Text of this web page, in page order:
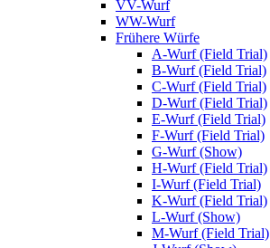
VV-Wurf
WW-Wurf
Frühere Würfe
A-Wurf (Field Trial)
B-Wurf (Field Trial)
C-Wurf (Field Trial)
D-Wurf (Field Trial)
E-Wurf (Field Trial)
F-Wurf (Field Trial)
G-Wurf (Show)
H-Wurf (Field Trial)
I-Wurf (Field Trial)
K-Wurf (Field Trial)
L-Wurf (Show)
M-Wurf (Field Trial)